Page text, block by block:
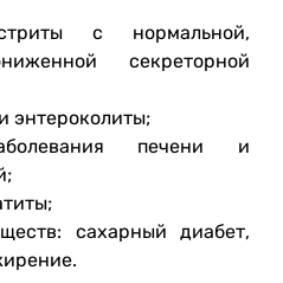
с нормальной,
секреторной
энтероколиты;
печени и
сахарный диабет,